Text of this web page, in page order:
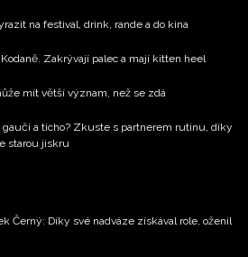
na festival, drink, rande a do kina
Zakrývají palec a mají kitten heel
mít větší význam, než se zdá
gauči a ticho? Zkuste s partnerem rutinu, díky
starou jiskru
Černý: Díky své nadváze získával role, oženil